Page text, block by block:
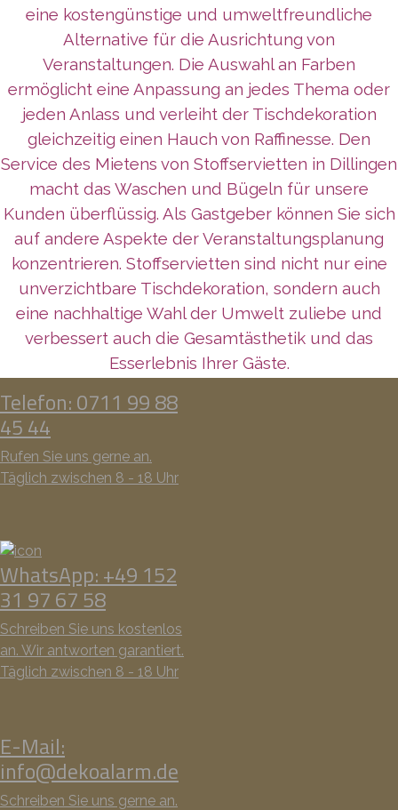
eine kostengünstige und umweltfreundliche
Alternative für die Ausrichtung von
Veranstaltungen. Die Auswahl an Farben
ermöglicht eine Anpassung an jedes Thema oder
jeden Anlass und verleiht der Tischdekoration
gleichzeitig einen Hauch von Raffinesse. Den
Service des Mietens von Stoffservietten in Dillingen
macht das Waschen und Bügeln für unsere
Kunden überflüssig. Als Gastgeber können Sie sich
auf andere Aspekte der Veranstaltungsplanung
konzentrieren. Stoffservietten sind nicht nur eine
unverzichtbare Tischdekoration, sondern auch
eine nachhaltige Wahl der Umwelt zuliebe und
verbessert auch die Gesamtästhetik und das
Esserlebnis Ihrer Gäste.
Telefon: 0711 99 88
45 44
Rufen Sie uns gerne an.
Täglich zwischen 8 - 18 Uhr
WhatsApp: +49 152
31 97 67 58
Schreiben Sie uns kostenlos
an. Wir antworten garantiert.
Täglich zwischen 8 - 18 Uhr
E-Mail:
info@dekoalarm.de
Schreiben Sie uns gerne an.